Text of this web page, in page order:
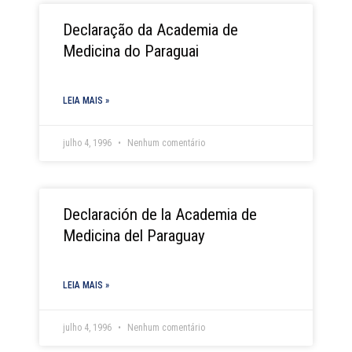
Declaração da Academia de
Medicina do Paraguai
LEIA MAIS »
julho 4, 1996 Nenhum comentário
Declaración de la Academia de
Medicina del Paraguay
LEIA MAIS »
julho 4, 1996 Nenhum comentário